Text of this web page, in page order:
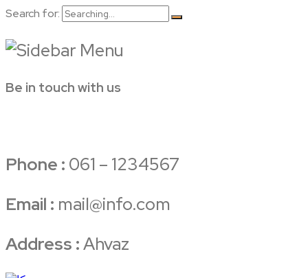
Search for:
Be in touch with us
Phone : 061 – 1234567
Email : mail@info.com
Address :Ahvaz